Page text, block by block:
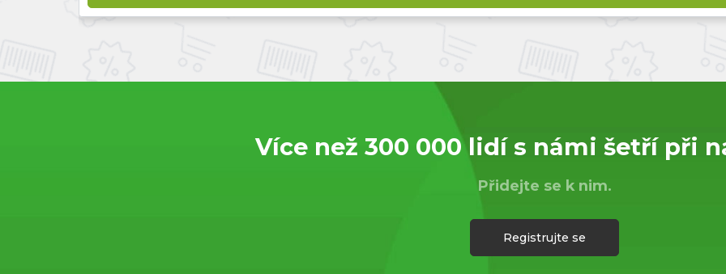
Více než 300 000 lidí s námi šetří při
Přidejte se k nim.
Registrujte se